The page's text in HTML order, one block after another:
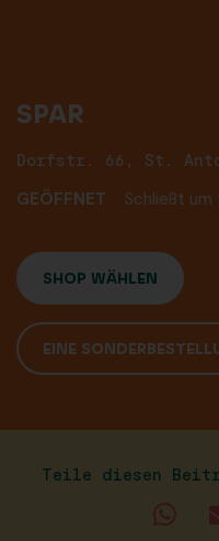
SPAR
Dorfstr. 66, St.
GEÖFFNET
Schließt um
SHOP WÄHLEN
EINE
Teile diesen